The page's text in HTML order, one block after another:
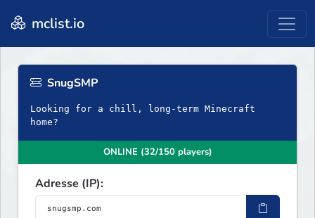
mclist.io
SnugSMP
Looking for a chill, long-term Minecraft
home?
ONLINE (32/150 players)
Adresse (IP):